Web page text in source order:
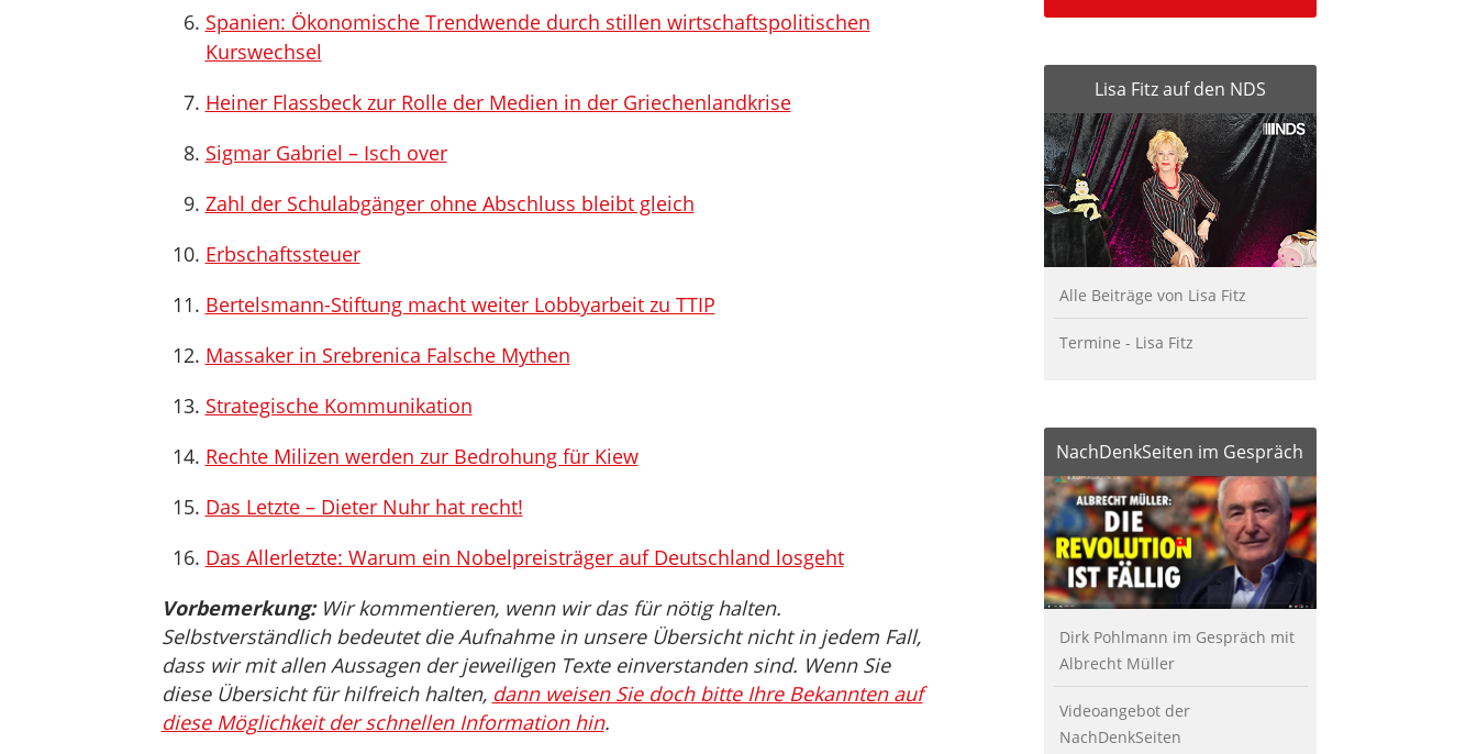
Spanien: Ökonomische Trendwende durch stillen wirtschaftspolitischen
Kurswechsel
Heiner Flassbeck zur Rolle der Medien in der Griechenlandkrise
Sigmar Gabriel – Isch over
Zahl der Schulabgänger ohne Abschluss bleibt gleich
Erbschaftssteuer
Bertelsmann-Stiftung macht weiter Lobbyarbeit zu TTIP
Massaker in Srebrenica Falsche Mythen
Strategische Kommunikation
Rechte Milizen werden zur Bedrohung für Kiew
Das Letzte – Dieter Nuhr hat recht!
Das Allerletzte: Warum ein Nobelpreisträger auf Deutschland losgeht
Vorbemerkung:Wir kommentieren, wenn wir das für nötig halten.
Selbstverständlich bedeutet die Aufnahme in unsere Übersicht nicht in jedem Fall,
dass wir mit allen Aussagen der jeweiligen Texte einverstanden sind. Wenn Sie
diese Übersicht für hilfreich halten, dann weisen Sie doch bitte Ihre Bekannten auf
diese Möglichkeit der schnellen Information hin.
Lisa Fitz auf den NDS
Alle Beiträge von Lisa Fitz
Termine - Lisa Fitz
NachDenkSeiten im Gespräch
Dirk Pohlmann im Gespräch mit
Albrecht Müller
Videoangebot der
NachDenkSeiten